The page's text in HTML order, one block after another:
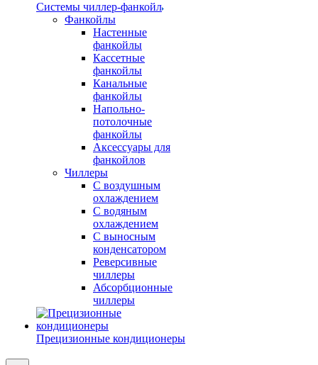
Системы чиллер-фанкойл
Фанкойлы
Настенные
фанкойлы
Кассетные
фанкойлы
Канальные
фанкойлы
Напольно-
потолочные
фанкойлы
Аксессуары для
фанкойлов
Чиллеры
С воздушным
охлаждением
С водяным
охлаждением
С выносным
конденсатором
Реверсивные
чиллеры
Абсорбционные
чиллеры
Прецизионные кондиционеры